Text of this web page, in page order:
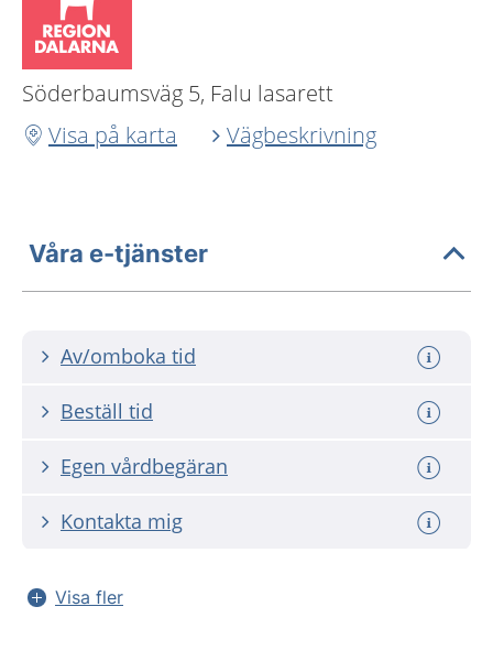
Söderbaumsväg 5, Falu lasarett
Visa på karta
Vägbeskrivning
Våra e-tjänster
Av/omboka tid
Beställ tid
Egen vårdbegäran
Kontakta mig
Visa fler